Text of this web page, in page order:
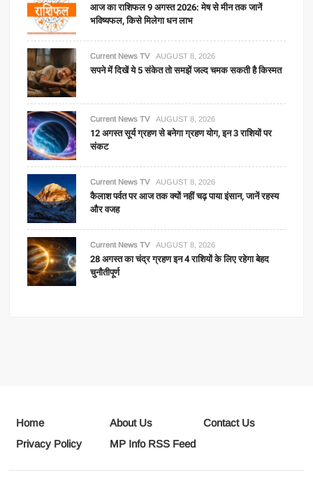
आज का राशिफल 9 अगस्त 2026: मेष से मीन तक जानें
भविष्यफल, किसे मिलेगा धन लाभ
Current News TV AUGUST 8, 2026
सपने में दिखें ये 5 संकेत तो समझें जल्द चमक सकती है किस्मत
Current News TV AUGUST 8, 2026
12 अगस्त सूर्य ग्रहण से बनेगा ग्रहण योग, इन 3 राशियों पर
संकट
Current News TV AUGUST 8, 2026
कैलाश पर्वत पर आज तक क्यों नहीं चढ़ पाया इंसान, जानें रहस्य
और वजह
Current News TV AUGUST 8, 2026
28 अगस्त का चंद्र ग्रहण इन 4 राशियों के लिए रहेगा बेहद
चुनौतीपूर्ण
Home About Us
Contact Us
Privacy Policy
MP Info RSS Feed